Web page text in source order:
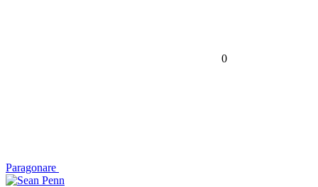
0
Paragonare